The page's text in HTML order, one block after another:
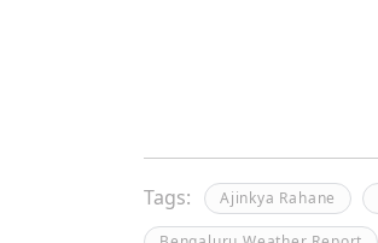
Tags: Ajinkya Rahane